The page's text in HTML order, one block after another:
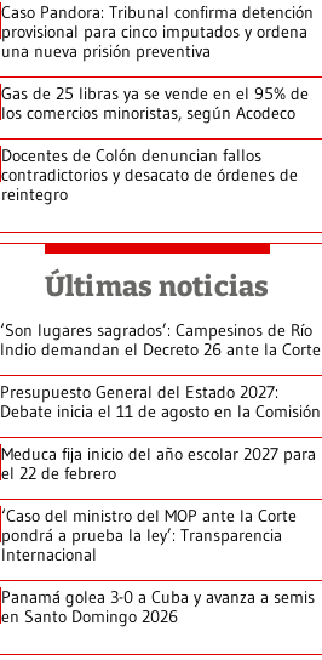
Caso Pandora: Tribunal confirma detención
provisional para cinco imputados y ordena
una nueva prisión preventiva
Gas de 25 libras ya se vende en el 95% de
los comercios minoristas, según Acodeco
Docentes de Colón denuncian fallos
contradictorios y desacato de órdenes de
reintegro
Últimas noticias
‘Son lugares sagrados’: Campesinos de Río
Indio demandan el Decreto 26 ante la Corte
Presupuesto General del Estado 2027:
Debate inicia el 11 de agosto en la Comisión
Meduca fija inicio del año escolar 2027 para
el 22 de febrero
‘Caso del ministro del MOP ante la Corte
pondrá a prueba la ley’: Transparencia
Internacional
Panamá golea 3-0 a Cuba y avanza a semis
en Santo Domingo 2026